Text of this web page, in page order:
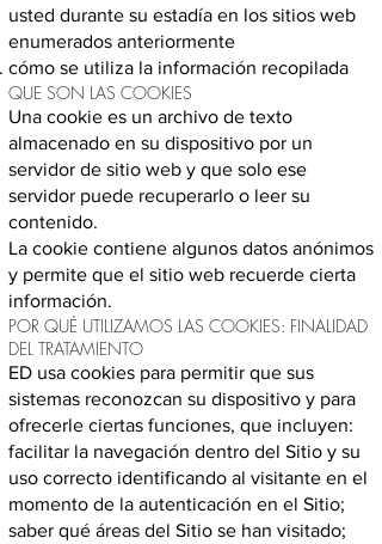
usted durante su estadía en los sitios web
enumerados anteriormente
cómo se utiliza la información recopilada
QUE SON LAS COOKIES
Una cookie es un archivo de texto
almacenado en su dispositivo por un
servidor de sitio web y que solo ese
servidor puede recuperarlo o leer su
contenido.
La cookie contiene algunos datos anónimos
y permite que el sitio web recuerde cierta
información.
POR QUÉ UTILIZAMOS LAS COOKIES: FINALIDAD
DEL TRATAMIENTO
ED usa cookies para permitir que sus
sistemas reconozcan su dispositivo y para
ofrecerle ciertas funciones, que incluyen:
facilitar la navegación dentro del Sitio y su
uso correcto identificando al visitante en el
momento de la autenticación en el Sitio;
saber qué áreas del Sitio se han visitado;